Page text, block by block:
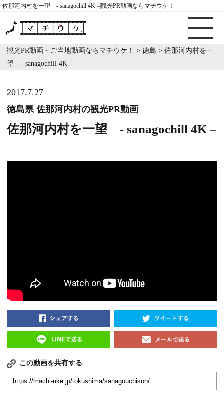
佐那河内村を一望 - sanagochill 4K –|観光PR動画ならマチウケ！
観光PR動画・ご当地動画ならマチウケ！ > 徳島 > 佐那河内村を一
望 - sanagochill 4K –
2017.7.27
徳島県 佐那河内村の観光PR動画
佐那河内村を一望 - sanagochill 4K –
この動画を共有する